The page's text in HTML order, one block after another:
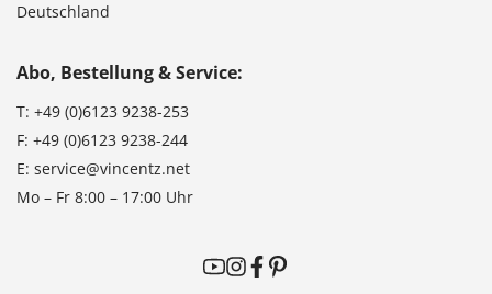
Deutschland
Abo, Bestellung & Service:
T: +49 (0)6123 9238-253
F: +49 (0)6123 9238-244
E: service@vincentz.net
Mo – Fr 8:00 – 17:00 Uhr